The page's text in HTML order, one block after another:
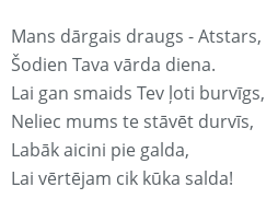
Mans dārgais draugs - Atstars,
Šodien Tava vārda diena.
Lai gan smaids Tev ļoti burvīgs,
Neliec mums te stāvēt durvīs,
Labāk aicini pie galda,
Lai vērtējam cik kūka salda!